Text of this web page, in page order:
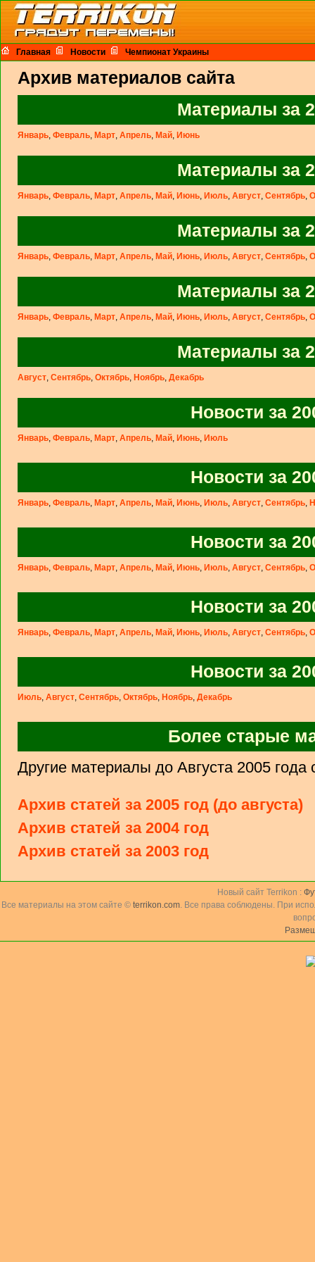
Главная Новости Чемпионат Украины
Архив материалов сайта
Материалы за
Январь, Февраль, Март, Апрель, Май, Июнь
Материалы за
Январь, Февраль, Март, Апрель, Май, Июнь, Июль, Август, Сентябрь,
Материалы за
Январь, Февраль, Март, Апрель, Май, Июнь, Июль, Август, Сентябрь,
Материалы за
Январь, Февраль, Март, Апрель, Май, Июнь, Июль, Август, Сентябрь,
Материалы за
Август, Сентябрь, Октябрь, Ноябрь, Декабрь
Новости за
Январь, Февраль, Март, Апрель, Май, Июнь, Июль
Новости за
Январь, Февраль, Март, Апрель, Май, Июнь, Июль, Август, Сентябрь,
Новости за
Январь, Февраль, Март, Апрель, Май, Июнь, Июль, Август, Сентябрь,
Новости за
Январь, Февраль, Март, Апрель, Май, Июнь, Июль, Август, Сентябрь,
Новости за
Июль, Август, Сентябрь, Октябрь, Ноябрь, Декабрь
Более старые
Другие материалы до Августа 2005 года
Архив статей за 2005 год (до августа)
Архив статей за 2004 год
Архив статей за 2003 год
Новый сайт Terrikon :
Все материалы на этом сайте © terrikon.com. Все права соблюдены. При